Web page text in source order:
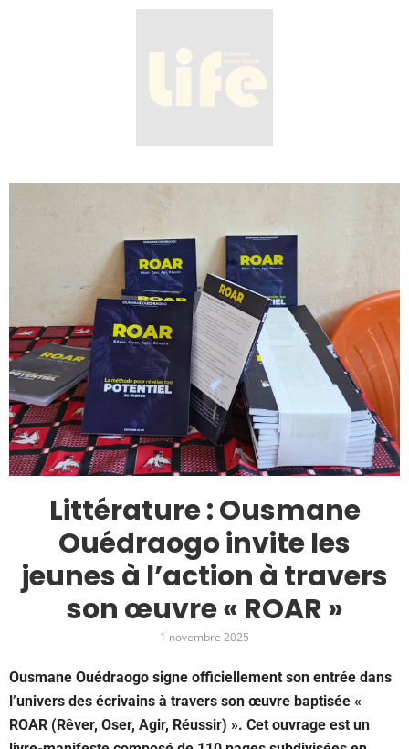
Littérature : Ousmane
Ouédraogo invite les
jeunes à l’action à travers
son œuvre « ROAR »
1 novembre 2025
Ousmane Ouédraogo signe officiellement son entrée dans
l’univers des écrivains à travers son œuvre baptisée «
ROAR (Rêver, Oser, Agir, Réussir) ». Cet ouvrage est un